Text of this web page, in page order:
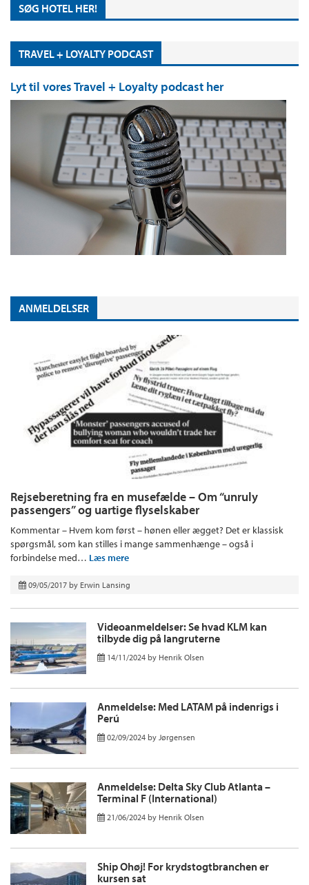
SØG HOTEL HER!
TRAVEL + LOYALTY PODCAST
Lyt til vores Travel + Loyalty podcast her
ANMELDELSER
Rejseberetning fra en musefælde – Om “unruly
passengers” og uartige flyselskaber
Kommentar – Hvem kom først – hønen eller ægget? Det er klassisk
spørgsmål, som kan stilles i mange sammenhænge – også i
forbindelse med… Læs mere
09/05/2017 by Erwin Lansing
Videoanmeldelser: Se hvad KLM kan
tilbyde dig på langruterne
14/11/2024 by Henrik Olsen
Anmeldelse: Med LATAM på indenrigs i
Perú
02/09/2024 by Jørgensen
Anmeldelse: Delta Sky Club Atlanta –
Terminal F (International)
21/06/2024 by Henrik Olsen
Ship Ohøj! For krydstogtbranchen er
kursen sat